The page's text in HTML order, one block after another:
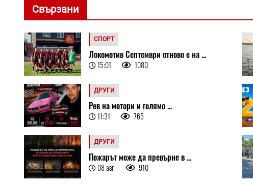
Свързани
СПОРТ
Локомотив Септември отново е на ...
15:01 1080
ДРУГИ
Рев на мотори и голямо ...
11:31 765
ДРУГИ
Пожарът може да превърне в ...
08 авг 910